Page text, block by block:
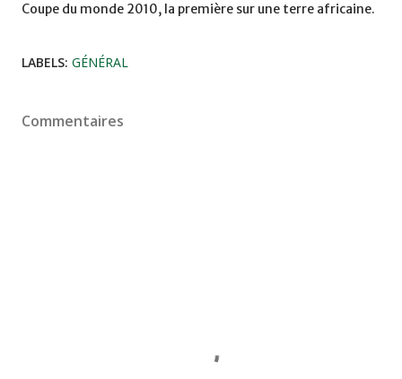
Coupe du monde 2010, la première sur une terre africaine.
LABELS: GÉNÉRAL
Commentaires